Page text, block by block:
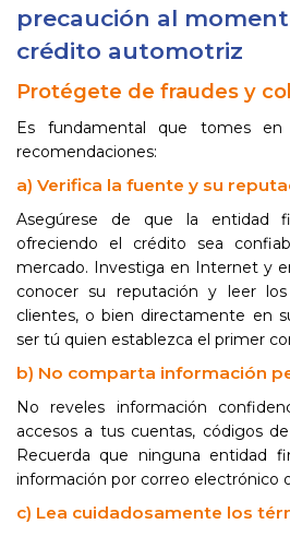
precaución al
crédito automotriz
Protégete de fraudes y
Es fundamental que tomes en
recomendaciones:
a) Verifica la fuente y su
Asegúrese de que la entidad
ofreciendo el crédito sea
mercado. Investiga en Internet y
conocer su reputación y leer
clientes, o bien directamente en
ser tú quien establezca el primer
b) No comparta información
No reveles información
accesos a tus cuentas, códigos
Recuerda que ninguna entidad
información por correo electrónico
c) Lea cuidadosamente los